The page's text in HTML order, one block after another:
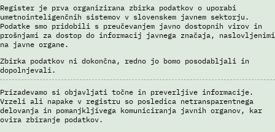
Brošura 60 let informacijsko telekomunikacijskega sistema policije
Odgovor na zahtevek za informacije javnega značaja
Register je prva organizirana zbirka podatkov o uporabi
umetnointeligenčnih sistemov v slovenskem javnem sektorju.
Podatke smo pridobili s preučevanjem javno dostopnih virov in
prošnjami za dostop do informacij javnega značaja, naslovljenimi
na javne organe.
Zbirka podatkov ni dokončna, redno jo bomo posodabljali in
dopolnjevali.
Prizadevamo si objavljati točne in preverljive informacije.
Vrzeli ali napake v registru so posledica netransparentnega
delovanja in pomanjkljivega komuniciranja javnih organov, kar
ovira zbiranje podatkov.